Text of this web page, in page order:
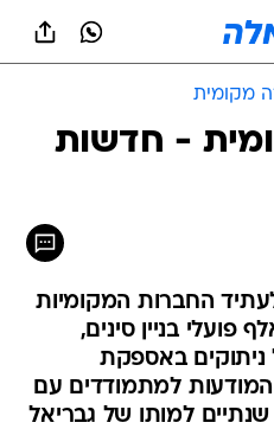
מקומית
- חדשות
החברות המקומיות
הכוונה להכניס 20 אלף פועלי בניין סינים,
ניתוקים באספקת
למתמודדים עם
למותו של גבריאל